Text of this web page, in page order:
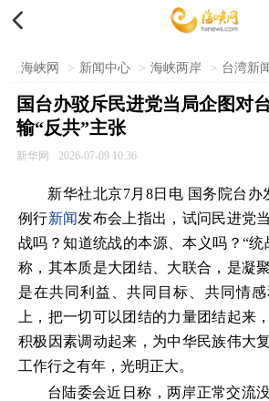

海峡网 > 新闻中心 > 海峡两岸 > 台湾新
国台办驳斥民进党当局企图对
输“反共”主张
新华网 2026-07-09 10:36
新华社北京7月8日电 国务院台办
例行新闻发布会上指出，试问民进党
战吗？知道统战的本源、本义吗？“统
称，其本质是大团结、大联合，是凝
是在共同利益、共同目标、共同情
上，把一切可以团结的力量团结起来
积极因素调动起来，为中华民族伟大
工作行之有年，光明正大。
台陆委会近日称，两岸正常交流